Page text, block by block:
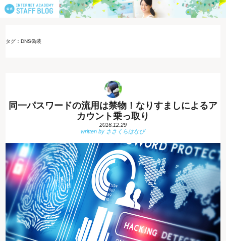
タグ：DNS偽装
同一パスワードの流用は禁物！なりすましによるア
カウント乗っ取り
2016.12.29